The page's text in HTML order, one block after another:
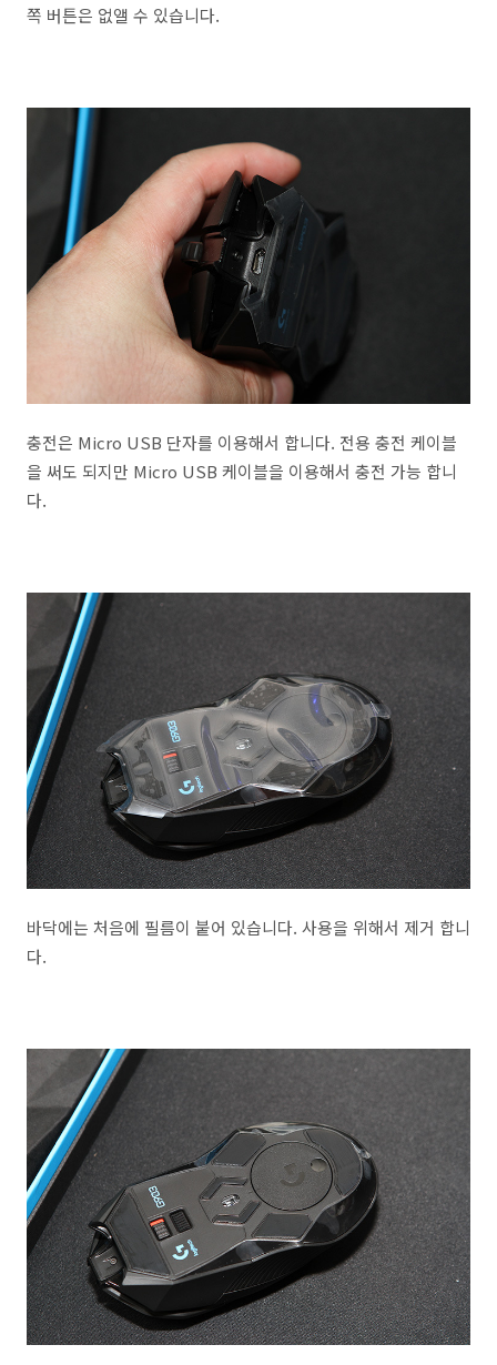
쪽 버튼은 없앨 수 있습니다.
충전은 Micro USB 단자를 이용해서 합니다. 전용 충전 케이블
을 써도 되지만 Micro USB 케이블을 이용해서 충전 가능 합니
다.
바닥에는 처음에 필름이 붙어 있습니다. 사용을 위해서 제거 합니
다.